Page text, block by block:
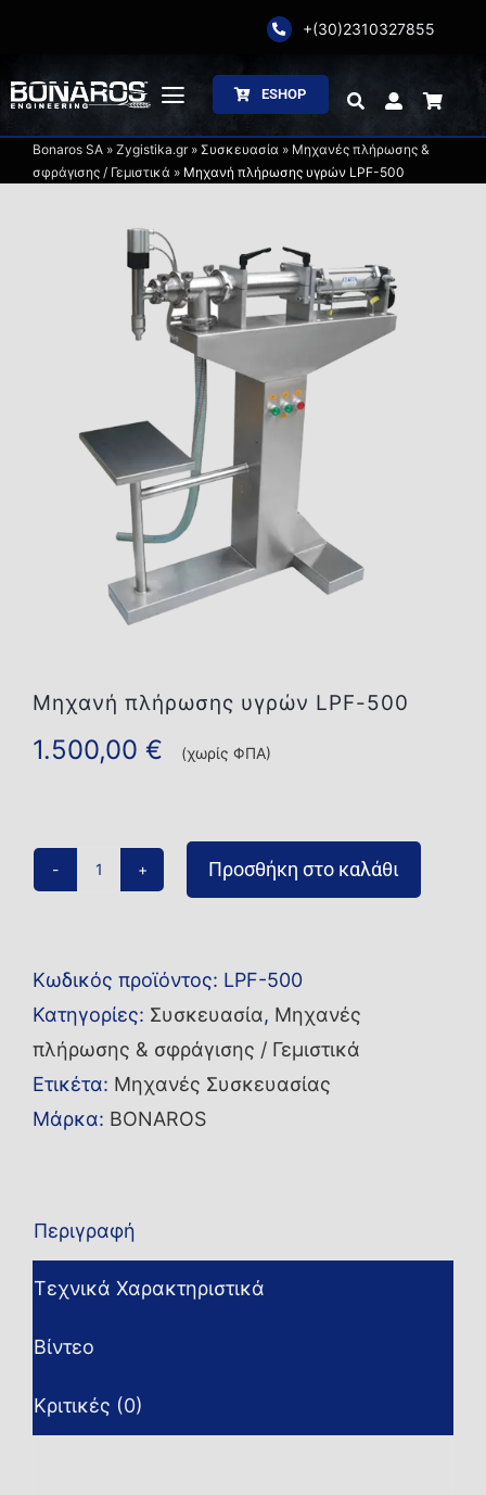
content
+(30)2310327855
Toggle
Navigation
Αρχική
Κατάλογοι
Επικοινωνία
ESHOP
Bonaros SA» Zygistika.gr» Συσκευασία » Μηχανές πλήρωσης &
σφράγισης / Γεμιστικά » Μηχανή πλήρωσης υγρών LPF-500
Μηχανή πλήρωσης υγρών LPF-500
1.500,00 € (χωρίς ΦΠΑ)
Μηχανή
LPF-
500
ποσότητα
Προσθήκη στο καλάθι
Κωδικός προϊόντος: LPF-500
Κατηγορίες: Συσκευασία, Μηχανές
πλήρωσης & σφράγισης / Γεμιστικά
Ετικέτα: Μηχανές Συσκευασίας
Μάρκα: BONAROS
Περιγραφή
Τεχνικά Χαρακτηριστικά
Βίντεο
Κριτικές (0)